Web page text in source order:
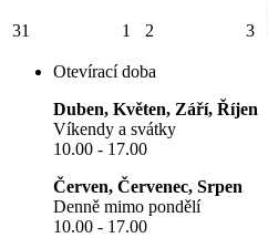
31 1 2 3
Otevírací doba
Duben, Květen, Září, Říjen
Víkendy a svátky
10.00 - 17.00
Červen, Červenec, Srpen
Denně mimo pondělí
10.00 - 17.00